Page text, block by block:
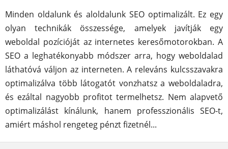
Minden oldalunk és aloldalunk SEO optimalizált. Ez egy
olyan technikák összessége, amelyek javítják egy
weboldal pozícióját az internetes keresőmotorokban. A
SEO a leghatékonyabb módszer arra, hogy weboldalad
láthatóvá váljon az interneten. A releváns kulcsszavakra
optimalizálva több látogatót vonzhatsz a weboldaladra,
és ezáltal nagyobb profitot termelhetsz. Nem alapvető
optimalizálást kínálunk, hanem professzionális SEO-t,
amiért máshol rengeteg pénzt fizetnél...